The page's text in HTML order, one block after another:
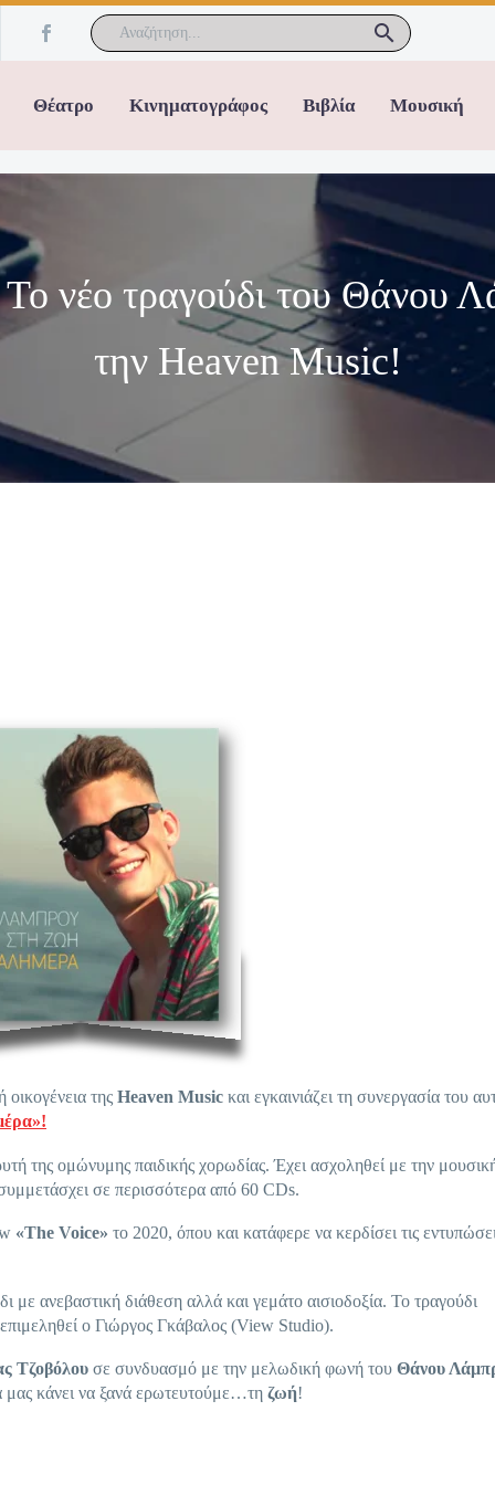
Θέατρο Κινηματογράφος Βιβλία Μουσική
νέο τραγούδι του Θάνου
την Heaven Music!
οικογένεια της Heaven Music και εγκαινιάζει τη συνεργασία του
της ομώνυμης παιδικής χορωδίας. Έχει ασχοληθεί με την
σε περισσότερα από 60 CDs.
«The Voice» το 2020, όπου και κατάφερε να κερδίσει τις
με ανεβαστική διάθεση αλλά και γεμάτο αισιοδοξία. Το τραγούδι
ο Γιώργος Γκάβαλος (View Studio).
Τζοβόλου σε συνδυασμό με την μελωδική φωνή του Θάνου
κάνει να ξανά ερωτευτούμε…τη ζωή!